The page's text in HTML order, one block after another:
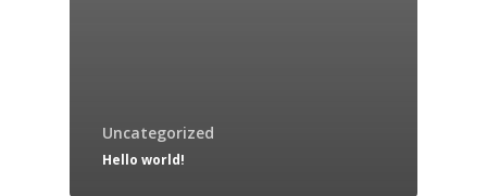
Uncategorized
Hello world!